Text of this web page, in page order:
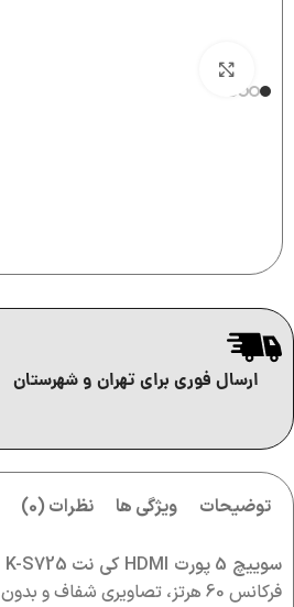
ارسال فوری برای تهران و شهرستان
توضیحات ویژگی ها نظرات (0)
سوییچ 5 پورت HDMI کی نت K-S725
فرکانس 60 هرتز، تصاویری شفاف و بدون لگ را برای شما به ارمغان می‌آورد.